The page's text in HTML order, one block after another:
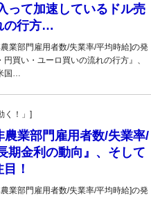
って加速しているドル売
の行方…
業部門雇用者数/失業率/平均時給]の発
買い・ユーロ買いの流れの行方』、
国…
く！」]
業部門雇用者数/失業率/
期金利の動向』、そして
！
業部門雇用者数/失業率/平均時給]の発